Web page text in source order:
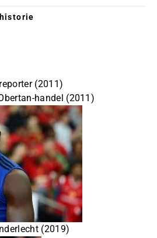
(2011)
handel (2011)
(2019)